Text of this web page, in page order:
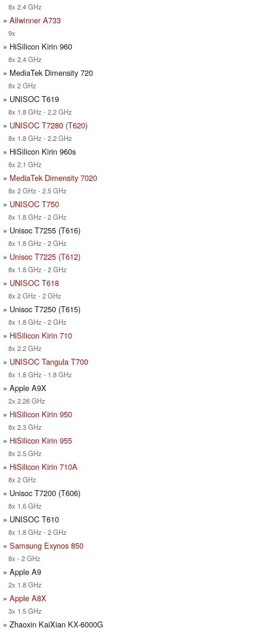
8x 2.4 GHz
» Allwinner A733
9x
» HiSilicon Kirin 960
8x 2.4 GHz
» MediaTek Dimensity 720
8x 2 GHz
» UNISOC T619
8x 1.8 GHz - 2.2 GHz
» UNISOC T7280 (T620)
8x 1.8 GHz - 2.2 GHz
» HiSilicon Kirin 960s
8x 2.1 GHz
» MediaTek Dimensity 7020
8x 2 GHz - 2.5 GHz
» UNISOC T750
8x 1.8 GHz - 2 GHz
» Unisoc T7255 (T616)
8x 1.8 GHz - 2 GHz
» Unisoc T7225 (T612)
8x 1.8 GHz - 2 GHz
» UNISOC T618
8x 2 GHz - 2 GHz
» Unisoc T7250 (T615)
8x 1.8 GHz - 2 GHz
» HiSilicon Kirin 710
8x 2.2 GHz
» UNISOC Tangula T700
8x 1.8 GHz - 1.8 GHz
» Apple A9X
2x 2.26 GHz
» HiSilicon Kirin 950
8x 2.3 GHz
» HiSilicon Kirin 955
8x 2.5 GHz
» HiSilicon Kirin 710A
8x 2 GHz
» Unisoc T7200 (T606)
8x 1.6 GHz
» UNISOC T610
8x 1.8 GHz - 2 GHz
» Samsung Exynos 850
8x - 2 GHz
» Apple A9
2x 1.8 GHz
» Apple A8X
3x 1.5 GHz
» Zhaoxin KaiXian KX-6000G